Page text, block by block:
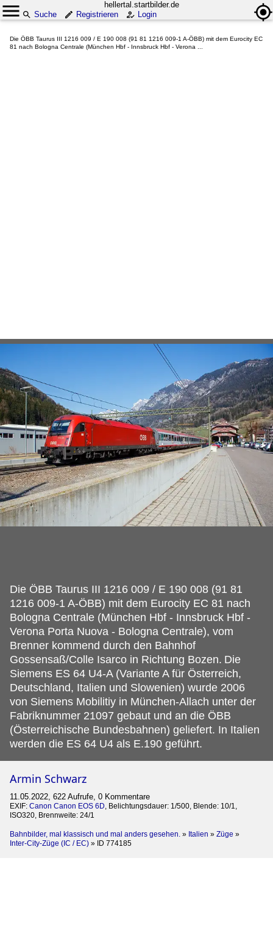
hellertal.startbilder.de
Suche
Registrieren Login
Die ÖBB Taurus III 1216 009 / E 190 008 (91 81 1216 009-1 A-ÖBB) mit dem Eurocity EC
81 nach Bologna Centrale (München Hbf - Innsbruck Hbf - Verona ...
Die ÖBB Taurus III 1216 009 / E 190 008 (91 81
1216 009-1 A-ÖBB) mit dem Eurocity EC 81 nach
Bologna Centrale (München Hbf - Innsbruck Hbf -
Verona Porta Nuova - Bologna Centrale), vom
Brenner kommend durch den Bahnhof
Gossensaß/Colle Isarco in Richtung Bozen. Die
Siemens ES 64 U4-A (Variante A für Österreich,
Deutschland, Italien und Slowenien) wurde 2006
von Siemens Mobilitiy in München-Allach unter der
Fabriknummer 21097 gebaut und an die ÖBB
(Österreichische Bundesbahnen) geliefert. In Italien
werden die ES 64 U4 als E.190 geführt.
Armin Schwarz
11.05.2022, 622 Aufrufe, 0 Kommentare
EXIF: Canon Canon EOS 6D, Belichtungsdauer: 1/500, Blende: 10/1,
ISO320, Brennweite: 24/1
Bahnbilder, mal klassisch und mal anders gesehen. » Italien » Züge »
Inter-City-Züge (IC / EC) » ID 774185